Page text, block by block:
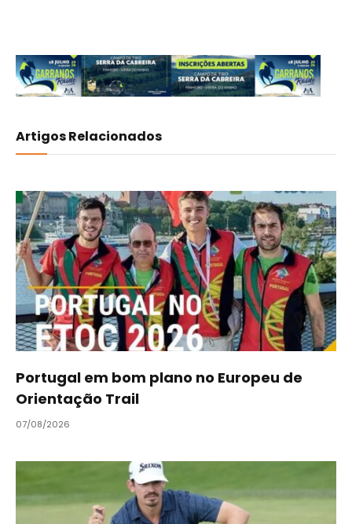
Artigos Relacionados
Portugal em bom plano no Europeu de
Orientação Trail
07/08/2026